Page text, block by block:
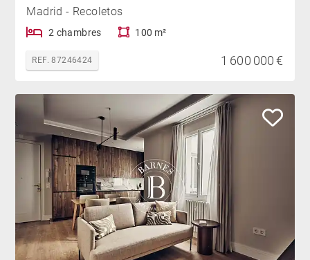
Madrid - Recoletos
2 chambres 100 m²
REF. 87246424 1 600 000 €